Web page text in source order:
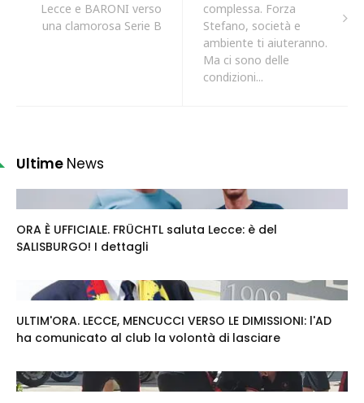
Lecce e BARONI verso
una clamorosa Serie B
complessa. Forza
Stefano, società e
ambiente ti aiuteranno.
Ma ci sono delle
condizioni...
Ultime News
ORA È UFFICIALE. FRÜCHTL saluta Lecce: è del
SALISBURGO! I dettagli
ULTIM'ORA. LECCE, MENCUCCI VERSO LE DIMISSIONI: l'AD
ha comunicato al club la volontà di lasciare